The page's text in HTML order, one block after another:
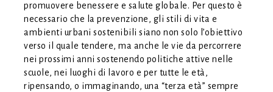
promuovere benessere e salute globale. Per questo è
necessario che la prevenzione, gli stili di vita e
ambienti urbani sostenibili siano non solo l’obiettivo
verso il quale tendere, ma anche le vie da percorrere
nei prossimi anni sostenendo politiche attive nelle
scuole, nei luoghi di lavoro e per tutte le età,
ripensando, o immaginando, una “terza età” sempre